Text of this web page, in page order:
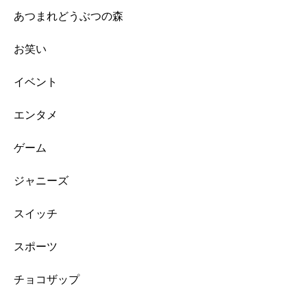
あつまれどうぶつの森
お笑い
イベント
エンタメ
ゲーム
ジャニーズ
スイッチ
スポーツ
チョコザップ